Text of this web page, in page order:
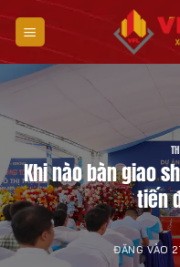
qua
nội
dung
Khi nào bàn giao
tiến
ĐĂNG VÀO